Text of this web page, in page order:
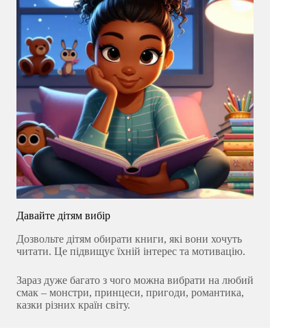
Давайте дітям вибір
Дозвольте дітям обирати книги, які вони хочуть
читати. Це підвищує їхній інтерес та мотивацію.
Зараз дуже багато з чого можна вибрати на любий
смак – монстри, принцеси, пригоди, романтика,
казки різних країн світу.